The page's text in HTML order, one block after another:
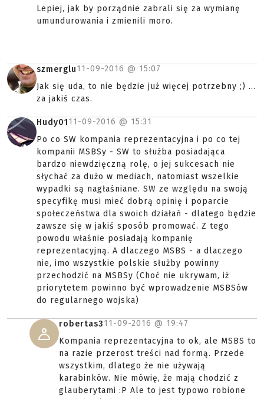
Lepiej, jak by porządnie zabrali się za wymianę
umundurowania i zmienili moro.
szmerglu11-09-2016 @ 15:07
Jak się uda, to nie będzie już więcej potrzebny ;) ...
za jakiś czas.
Hudy0111-09-2016 @ 15:31
Po co SW kompania reprezentacyjna i po co tej
kompanii MSBSy - SW to służba posiadająca
bardzo niewdzięczną rolę, o jej sukcesach nie
słychać za dużo w mediach, natomiast wszelkie
wypadki są nagłaśniane. SW ze względu na swoją
specyfikę musi mieć dobrą opinię i poparcie
społeczeństwa dla swoich działań - dlatego będzie
zawsze się w jakiś sposób promować. Z tego
powodu właśnie posiadają kompanię
reprezentacyjną. A dlaczego MSBS - a dlaczego
nie, imo wszystkie polskie służby powinny
przechodzić na MSBSy (Choć nie ukrywam, iż
priorytetem powinno być wprowadzenie MSBSów
do regularnego wojska)
robertas311-09-2016 @ 19:47
Kompania reprezentacyjna to ok, ale MSBS to
na razie przerost treści nad formą. Przede
wszystkim, dlatego że nie używają
karabinków. Nie mówię, że mają chodzić z
glauberytami :P Ale to jest typowo robione